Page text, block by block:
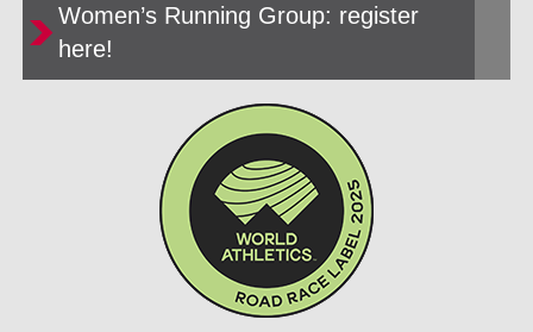
Women’s Running Group: register
here!